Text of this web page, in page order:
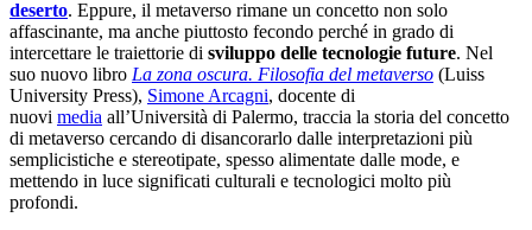
deserto. Eppure, il metaverso rimane un concetto non solo
affascinante, ma anche piuttosto fecondo perché in grado di
intercettare le traiettorie di sviluppo delle tecnologie future. Nel
suo nuovo libro La zona oscura. Filosofia del metaverso (Luiss
University Press), Simone Arcagni, docente di
nuovi media all’Università di Palermo, traccia la storia del concetto
di metaverso cercando di disancorarlo dalle interpretazioni più
semplicistiche e stereotipate, spesso alimentate dalle mode, e
mettendo in luce significati culturali e tecnologici molto più
profondi.